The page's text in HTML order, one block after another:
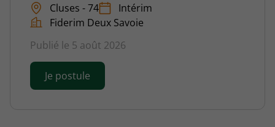
Cluses - 74
Intérim
Fiderim Deux Savoie
Publié le 5 août 2026
Je postule